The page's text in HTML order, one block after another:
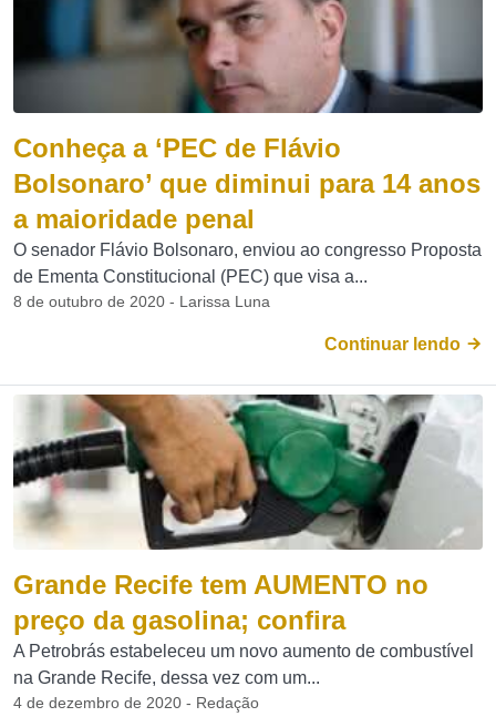
Conheça a ‘PEC de Flávio
Bolsonaro’ que diminui para 14 anos
a maioridade penal
O senador Flávio Bolsonaro, enviou ao congresso Proposta
de Ementa Constitucional (PEC) que visa a...
8 de outubro de 2020 - Larissa Luna
Continuar lendo
Grande Recife tem AUMENTO no
preço da gasolina; confira
A Petrobrás estabeleceu um novo aumento de combustível
na Grande Recife, dessa vez com um...
4 de dezembro de 2020 - Redação